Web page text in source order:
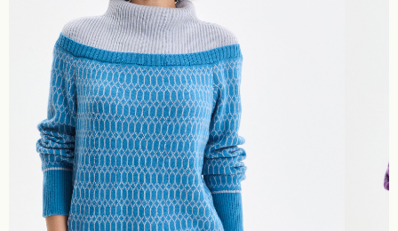
Для покупателей
полезные статьи